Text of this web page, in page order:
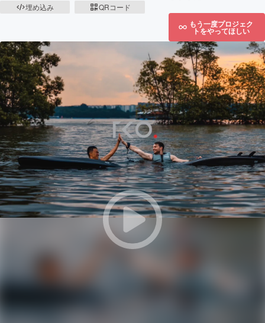
埋め込み
QRコード
もう一度プロジェク
トをやってほしい